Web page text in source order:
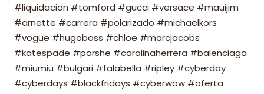
#liquidacion #tomford #gucci #versace #mauijim
#arnette #carrera #polarizado #michaelkors
#vogue #hugoboss #chloe #marcjacobs
#katespade #porshe #carolinaherrera #balenciaga
#miumiu #bulgari #falabella #ripley #cyberday
#cyberdays #blackfridays #cyberwow #oferta